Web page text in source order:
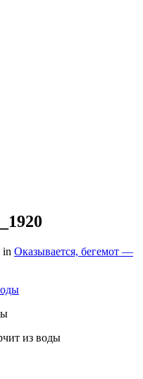
in Оказывается, бегемот —
из воды